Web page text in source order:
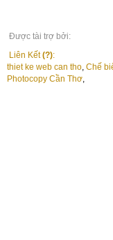
Được tài trợ bởi:
Liên Kết
thiet ke web can tho , Chế
Photocopy Cần Thơ ,